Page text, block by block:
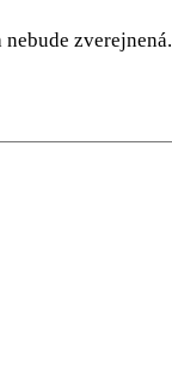
nebude zverejnená.